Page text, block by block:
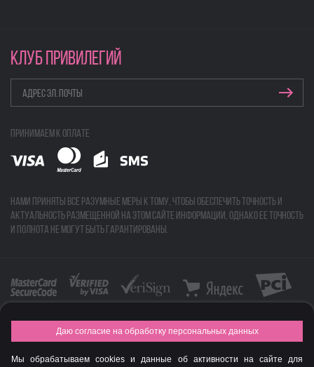
КЛУБ ПРИВИЛЕГИЙ
Принимаем к оплате
Нами приняты все разумные меры к тому, чтобы обеспечить точность и
актуальность размещенной на этом сайте информации, однако ее точность
и полнота не могут быть гарантированы.
FASHION NEW YEAR AWARDS 2015
Даю согласие на обработку персональных данных
Мы обрабатываем cookies и данные об активности на сайте для